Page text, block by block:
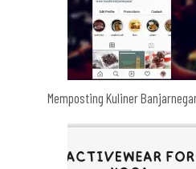
Memposting Kuliner